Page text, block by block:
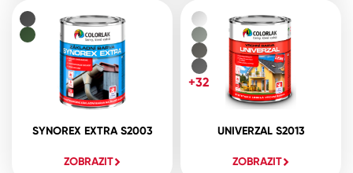
SYNOREX EXTRA S2003
ZOBRAZIT
UNIVERZAL S2013
ZOBRAZIT
+32